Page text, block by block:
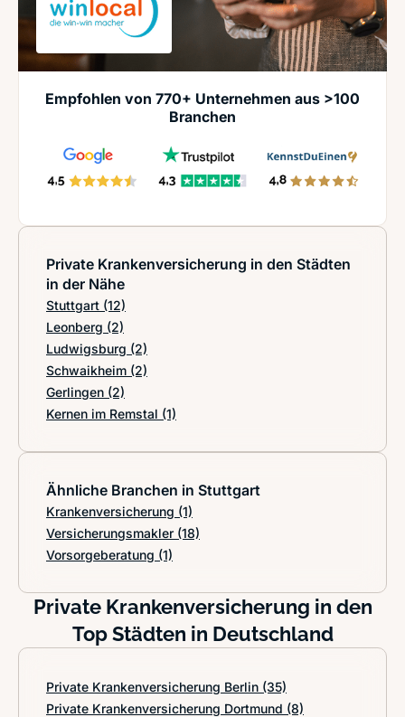
Empfohlen von 770+ Unternehmen aus >100
Branchen
Private Krankenversicherung in den Städten
in der Nähe
Stuttgart (12)
Leonberg (2)
Ludwigsburg (2)
Schwaikheim (2)
Gerlingen (2)
Kernen im Remstal (1)
Ähnliche Branchen in Stuttgart
Krankenversicherung (1)
Versicherungsmakler (18)
Vorsorgeberatung (1)
Private Krankenversicherung in den
Top Städten in Deutschland
Private Krankenversicherung Berlin (35)
Private Krankenversicherung Dortmund (8)